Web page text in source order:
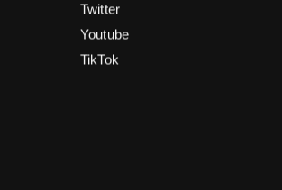
Twitter
Youtube
TikTok